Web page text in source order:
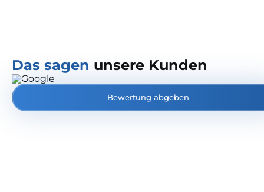
Das sagen unsere Kunden
Bewertung abgeben